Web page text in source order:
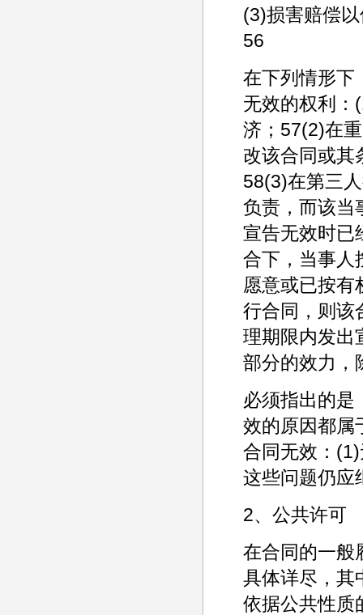
(3)损害赔偿
56
在下列情形下
无效的权利：
济；57(2)在
改该合同或其
58(3)在第三
负责，而该当
宣告无效时已
合下，当事人
愿意或已按有
行合同，则该
理期限内发出
部分的效力，
必须指出的是
效的原因都属
合同无效：
这些问题仍应
2、公共许可
在合同的一般
具体详尽，其
依据公共性质